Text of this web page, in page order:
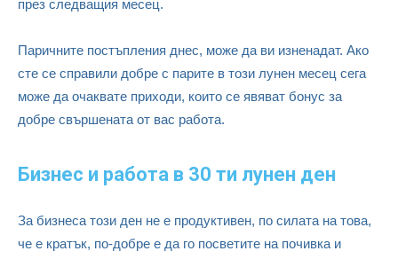
през следващия месец.
Паричните постъпления днес, може да ви изненадат. Ако
сте се справили добре с парите в този лунен месец сега
може да очаквате приходи, които се явяват бонус за
добре свършената от вас работа.
Бизнес и работа в 30 ти лунен ден
За бизнеса този ден не е продуктивен, по силата на това,
че е кратък, по-добре е да го посветите на почивка и